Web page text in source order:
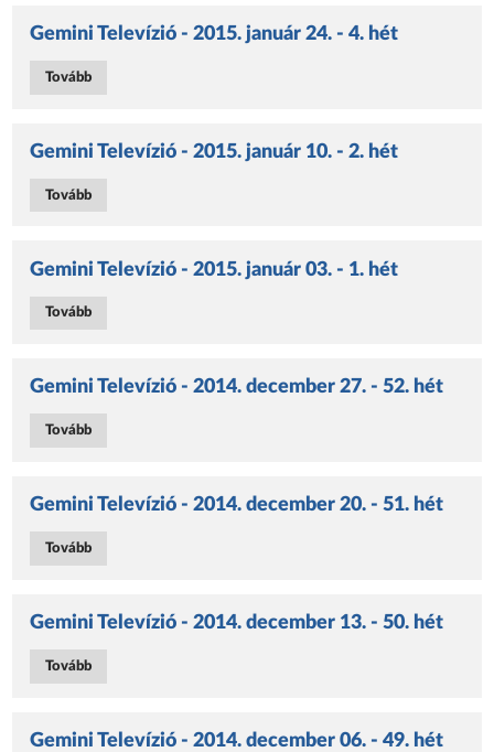
Gemini Televízió - 2015. január 24. - 4. hét
Tovább
Gemini Televízió - 2015. január 10. - 2. hét
Tovább
Gemini Televízió - 2015. január 03. - 1. hét
Tovább
Gemini Televízió - 2014. december 27. - 52. hét
Tovább
Gemini Televízió - 2014. december 20. - 51. hét
Tovább
Gemini Televízió - 2014. december 13. - 50. hét
Tovább
Gemini Televízió - 2014. december 06. - 49. hét